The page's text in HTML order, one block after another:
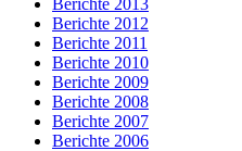
Berichte 2013
Berichte 2012
Berichte 2011
Berichte 2010
Berichte 2009
Berichte 2008
Berichte 2007
Berichte 2006